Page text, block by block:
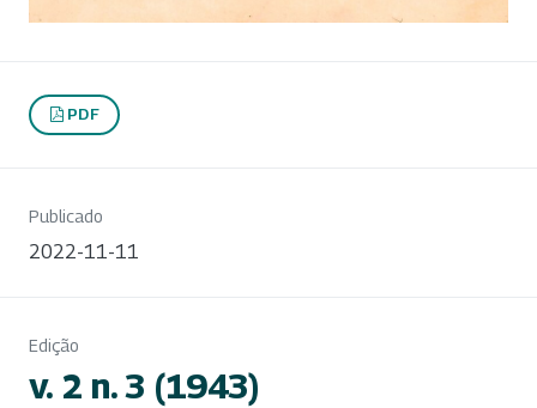
PDF
Publicado
2022-11-11
Edição
v. 2 n. 3 (1943)